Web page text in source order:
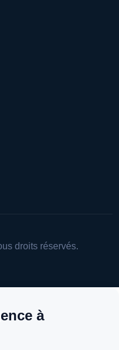
droits réservés.
à